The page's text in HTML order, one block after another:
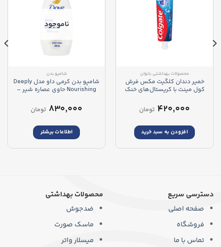
محصولات بهداشتی بانوان
خمیر دندان کلگیت مکس فرش
کول مینت با کریستال‌های خنک‌
Mint
۴۲۰,۰۰۰ تومان
افزودن به سبد خرید
ناموجود
شامپو بدن
شامپو بدن کرمی داو مدل Deeply
Nourishing حاوی عصاره شیر –
Wash
۸۳۰,۰۰۰ تومان
اطلاعات بیشتر
دسترسی سریع
صفحه اصلی
فروشگاه
تماس با ما
محصولات بهداشتی
ضدجوش
ماسک صورت
میسلار واتر